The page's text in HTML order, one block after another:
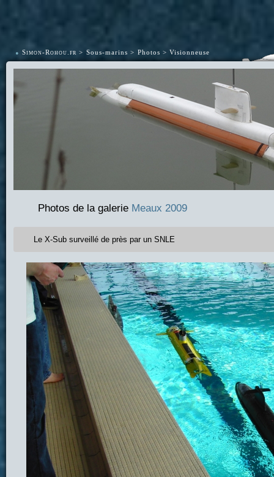
• Simon-Rohou.fr Sous-marins Photos Visionneuse
Photos de la galerie Meaux 2009
Le X-Sub surveillé de près par un SNLE